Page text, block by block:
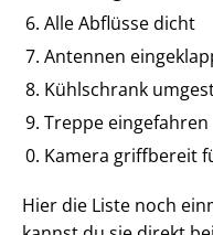
Alle Abflüsse dicht
Antennen
Kühlschrank
Treppe eingefahren
Kamera griffbereit
Hier die Liste noch